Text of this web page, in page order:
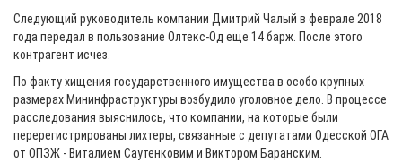
Следующий руководитель компании Дмитрий Чалый в феврале 2018
года передал в пользование Олтекс-Од еще 14 барж. После этого
контрагент исчез.
По факту хищения государственного имущества в особо крупных
размерах Мининфраструктуры возбудило уголовное дело. В процессе
расследования выяснилось, что компании, на которые были
перерегистрированы лихтеры, связанные с депутатами Одесской ОГА
от ОПЗЖ - Виталием Саутенковим и Виктором Баранским.